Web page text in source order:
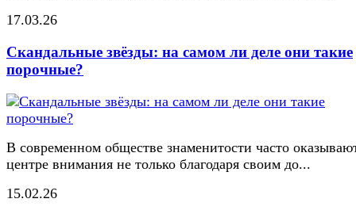
17.03.26
Скандальные звёзды: на самом ли деле они такие
порочные?
В современном обществе знаменитости часто
центре внимания не только благодаря своим до...
15.02.26